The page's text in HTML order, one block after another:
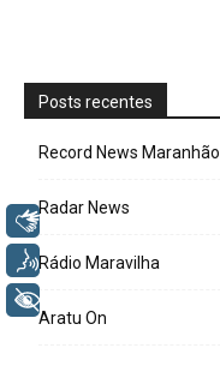
Posts recentes
Record News Maranhão
Radar News
Rádio Maravilha
Aratu On
Libras
Voz